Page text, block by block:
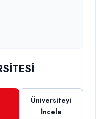
Üniversiteyi
İncele